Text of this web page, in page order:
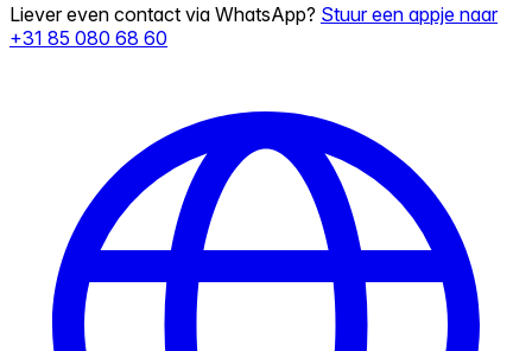
Liever even contact via WhatsApp? Stuur een appje naar
+31 85 080 68 60